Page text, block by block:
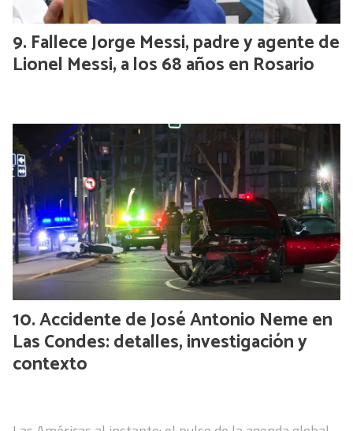
Fallece Jorge Messi, padre y agente de
Lionel Messi, a los 68 años en Rosario
Accidente de José Antonio Neme en
Las Condes: detalles, investigación y
contexto